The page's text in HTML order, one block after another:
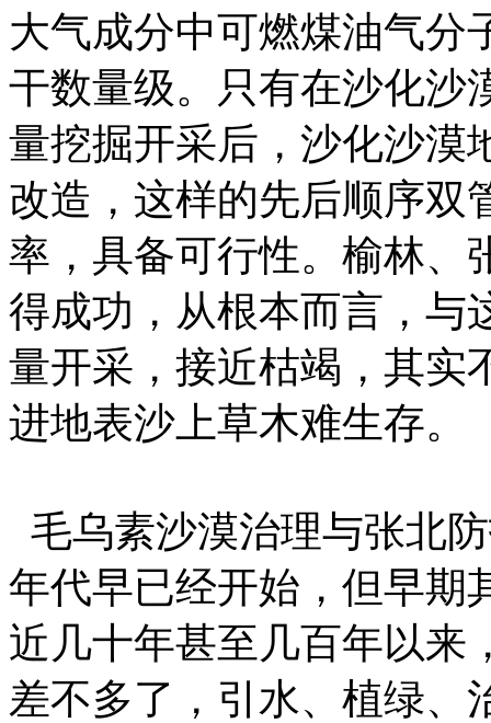
大气成分中可燃煤油气分
干数量级。只有在沙化沙
量挖掘开采后，沙化沙漠
改造，这样的先后顺序双
率，具备可行性。榆林、
得成功，从根本而言，与
量开采，接近枯竭，其实
进地表沙上草木难生存。
毛乌素沙漠治理与张北
年代早已经开始，但早期
近几十年甚至几百年以来
差不多了，引水、植绿、